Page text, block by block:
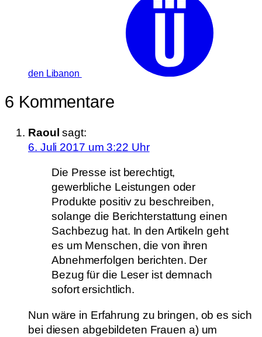
den Libanon
6 Kommentare
Raoul sagt:
6. Juli 2017 um 3:22 Uhr
Die Presse ist berechtigt,
gewerbliche Leistungen oder
Produkte positiv zu beschreiben,
solange die Berichterstattung einen
Sachbezug hat. In den Artikeln geht
es um Menschen, die von ihren
Abnehmerfolgen berichten. Der
Bezug für die Leser ist demnach
sofort ersichtlich.
Nun wäre in Erfahrung zu bringen, ob es sich
bei diesen abgebildeten Frauen a) um